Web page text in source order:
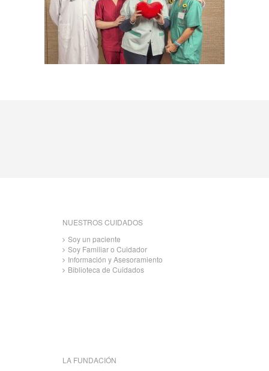
NUESTROS CUIDADOS
Soy un paciente
Soy Familiar o Cuidador
Información y Asesoramiento
Biblioteca de Cuidados
LA FUNDACIÓN